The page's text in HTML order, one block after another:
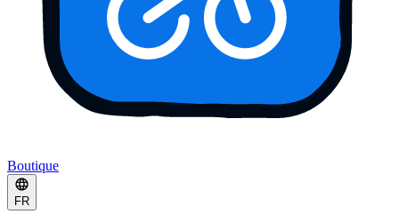
Boutique
FR